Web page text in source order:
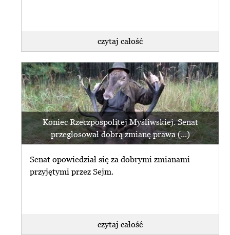
czytaj całość
Koniec Rzeczpospolitej Myśliwskiej. Senat
przegłosował dobrą zmianę prawa (...)
Senat opowiedział się za dobrymi zmianami
przyjętymi przez Sejm.
czytaj całość